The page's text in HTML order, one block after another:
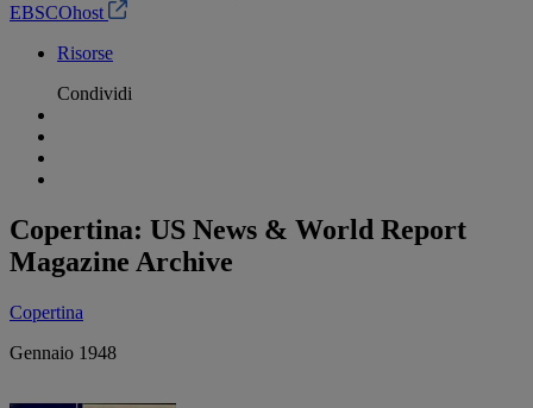
EBSCOhost
Risorse
Condividi
Copertina: US News & World Report
Magazine Archive
Copertina
Gennaio 1948